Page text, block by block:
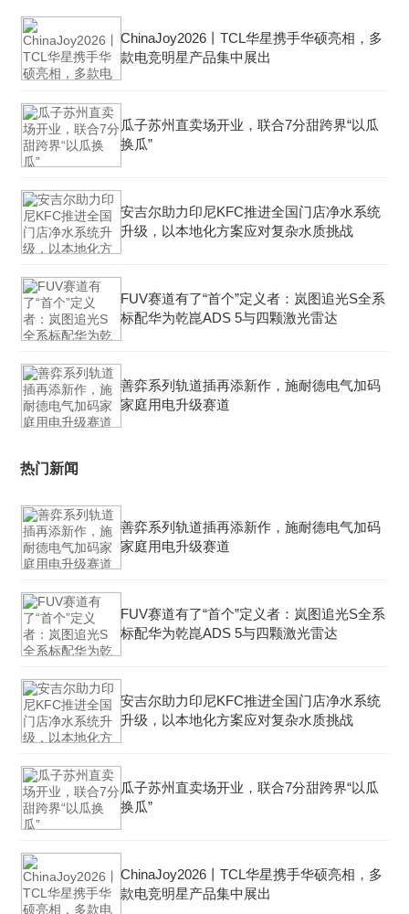
ChinaJoy2026丨TCL华星携手华硕亮相，多
款电竞明星产品集中展出
瓜子苏州直卖场开业，联合7分甜跨界“以瓜
换瓜”
安吉尔助力印尼KFC推进全国门店净水系统
升级，以本地化方案应对复杂水质挑战
FUV赛道有了“首个”定义者：岚图追光S全系
标配华为乾崑ADS 5与四颗激光雷达
善弈系列轨道插再添新作，施耐德电气加码
家庭用电升级赛道
热门新闻
善弈系列轨道插再添新作，施耐德电气加码
家庭用电升级赛道
FUV赛道有了“首个”定义者：岚图追光S全系
标配华为乾崑ADS 5与四颗激光雷达
安吉尔助力印尼KFC推进全国门店净水系统
升级，以本地化方案应对复杂水质挑战
瓜子苏州直卖场开业，联合7分甜跨界“以瓜
换瓜”
ChinaJoy2026丨TCL华星携手华硕亮相，多
款电竞明星产品集中展出